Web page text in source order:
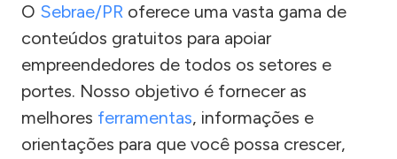
O Sebrae/PR oferece uma vasta gama de
conteúdos gratuitos para apoiar
empreendedores de todos os setores e
portes. Nosso objetivo é fornecer as
melhores ferramentas, informações e
orientações para que você possa crescer,